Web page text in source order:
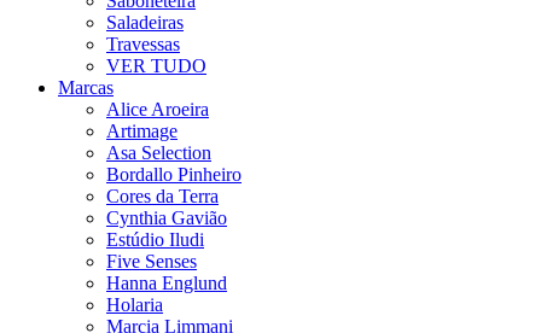
Saladeiras
Travessas
VER TUDO
Marcas
Alice Aroeira
Artimage
Asa Selection
Bordallo Pinheiro
Cores da Terra
Cynthia Gavião
Estúdio Iludi
Five Senses
Hanna Englund
Holaria
Marcia Limmani